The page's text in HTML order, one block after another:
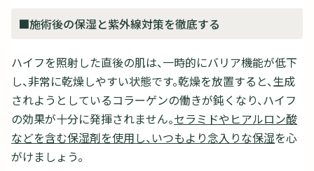
■施術後の保湿と紫外線対策を徹底する
ハイフを照射した直後の肌は、一時的にバリア機能が低下
し、非常に乾燥しやすい状態です。乾燥を放置すると、生成
されようとしているコラーゲンの働きが鈍くなり、ハイフ
の効果が十分に発揮されません。セラミドやヒアルロン酸
などを含む保湿剤を使用し、いつもより念入りな保湿を心
がけましょう。